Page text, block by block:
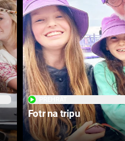
Fotr na tripu